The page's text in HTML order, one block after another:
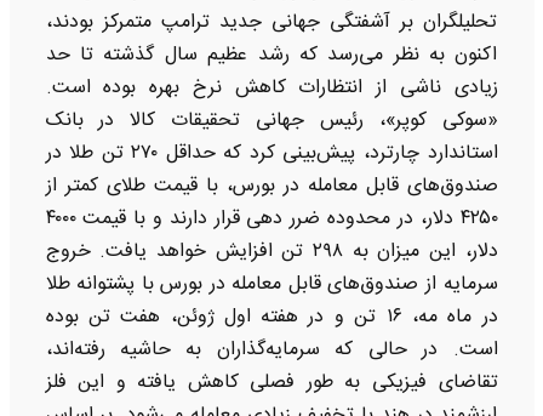
تحلیلگران بر آشفتگی جهانی جدید ترامپ متمرکز بودند،
اکنون به نظر می‌رسد که رشد عظیم سال گذشته تا حد
زیادی ناشی از انتظارات کاهش نرخ بهره بوده است.
«سوکی کوپر»، رئیس جهانی تحقیقات کالا در بانک
استاندارد چارترد، پیش‌بینی کرد که حداقل ۲۷۰ تن طلا در
صندوق‌های قابل معامله در بورس، با قیمت‌ طلای کمتر از
۴۲۵۰ دلار، در محدوده ضرر دهی قرار دارند و با قیمت ۴۰۰۰
دلار، این میزان به ۲۹۸ تن افزایش خواهد یافت. خروج
سرمایه از صندوق‌های قابل معامله در بورس با پشتوانه طلا
در ماه مه، ۱۶ تن و در هفته اول ژوئن، هفت تن بوده
است. در حالی که سرمایه‌گذاران به حاشیه رفته‌اند،
تقاضای فیزیکی به طور فصلی کاهش یافته و این فلز